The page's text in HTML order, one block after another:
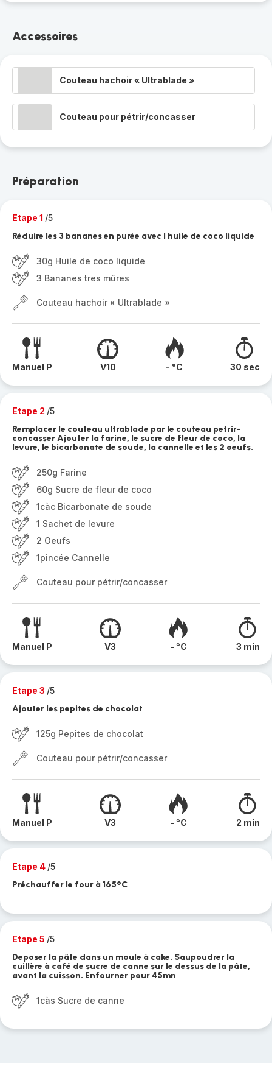
Accessoires
Couteau hachoir « Ultrablade »
Couteau pour pétrir/concasser
Préparation
Etape 1 /5
Réduire les 3 bananes en purée avec l huile de coco liquide
30g Huile de coco liquide
3 Bananes tres mûres
Couteau hachoir « Ultrablade »
Manuel P V10 - °C 30 sec
Etape 2 /5
Remplacer le couteau ultrablade par le couteau petrir-
concasser Ajouter la farine, le sucre de fleur de coco, la
levure, le bicarbonate de soude, la cannelle et les 2 oeufs.
250g Farine
60g Sucre de fleur de coco
1càc Bicarbonate de soude
1 Sachet de levure
2 Oeufs
1pincée Cannelle
Couteau pour pétrir/concasser
Manuel P V3 - °C 3 min
Etape 3 /5
Ajouter les pepites de chocolat
125g Pepites de chocolat
Couteau pour pétrir/concasser
Manuel P V3 - °C 2 min
Etape 4 /5
Préchauffer le four à 165°C
Etape 5 /5
Deposer la pâte dans un moule à cake. Saupoudrer la
cuillère à café de sucre de canne sur le dessus de la pâte,
avant la cuisson. Enfourner pour 45mn
1càs Sucre de canne